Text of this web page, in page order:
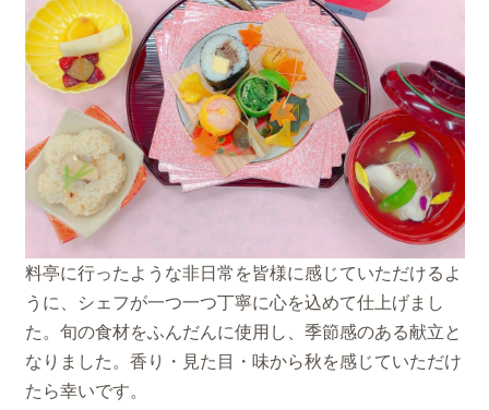
料亭に行ったような非日常を皆様に感じていただけるよ
うに、シェフが一つ一つ丁寧に心を込めて仕上げまし
た。旬の食材をふんだんに使用し、季節感のある献立と
なりました。香り・見た目・味から秋を感じていただけ
たら幸いです。